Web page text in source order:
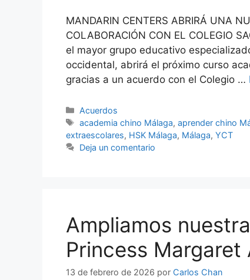
MANDARIN CENTERS ABRIRÁ UNA
COLABORACIÓN CON EL COLEGIO
el mayor grupo educativo
occidental, abrirá el próximo curso
gracias a un acuerdo con el Colegio …
Acuerdos
academia chino Málaga,aprender chino
extraescolares, HSK Málaga, Málaga, YCT
Deja un comentario
Ampliamos
Princess Margaret
13 de febrero de 2026 por Carlos Chan